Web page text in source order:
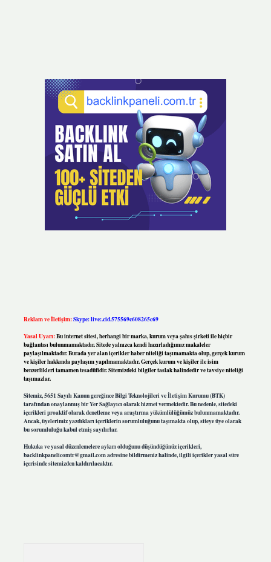
Reklam ve İletişim:Skype: live:.cid.575569c608265c69
Yasal Uyarı:Bu internet sitesi, herhangi bir marka, kurum veya şahıs şirketi ile hiçbir
bağlantısı bulunmamaktadır. Sitede yalnızca kendi hazırladığımız makaleler
paylaşılmaktadır. Burada yer alan içerikler haber niteliği taşımamakta olup, gerçek kurum
ve kişiler hakkında paylaşım yapılmamaktadır. Gerçek kurum ve kişiler ile isim
benzerlikleri tamamen tesadüfidir. Sitemizdeki bilgiler taslak halindedir ve tavsiye niteliği
taşımazlar.
Sitemiz, 5651 Sayılı Kanun gereğince Bilgi Teknolojileri ve İletişim Kurumu (BTK)
tarafından onaylanmış bir Yer Sağlayıcı olarak hizmet vermektedir. Bu nedenle, sitedeki
içerikleri proaktif olarak denetleme veya araştırma yükümlülüğümüz bulunmamaktadır.
Ancak, üyelerimiz yazdıkları içeriklerin sorumluluğunu taşımakta olup, siteye üye olarak
bu sorumluluğu kabul etmiş sayılırlar.
Hukuka ve yasal düzenlemelere aykırı olduğunu düşündüğünüz içerikleri,
backlinkpanelicomtr@gmail.comadresine bildirmeniz halinde, ilgili içerikler yasal süre
içerisinde sitemizden kaldırılacaktır.